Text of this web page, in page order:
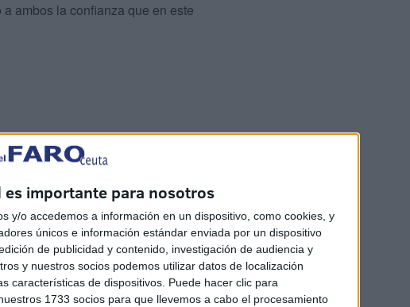
es importante para nosotros
y/o accedemos a información en un dispositivo, como cookies, y
únicos e información estándar enviada por un dispositivo
de publicidad y contenido, investigación de audiencia y
y nuestros socios podemos utilizar datos de localización
características de dispositivos. Puede hacer clic para
1733 socios para que llevemos a cabo el procesamiento
ambos la confianza que en este